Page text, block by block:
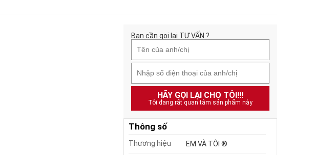
Bạn cần gọi lại TƯ VẤN ?
HÃY GỌI LẠI CHO TÔI!!!
Tôi đang rất quan tâm sản phẩm này
Thông số
Thương hiệu EM VÀ TÔI ®